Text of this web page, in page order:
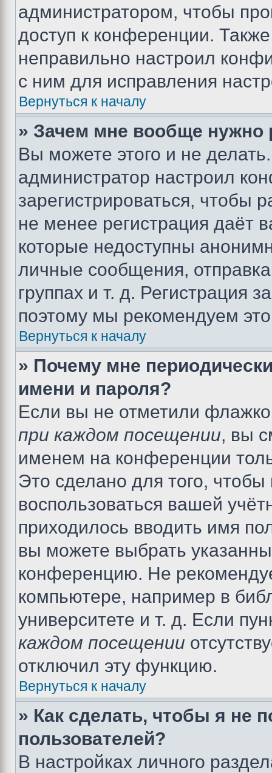
администратором, чтобы
доступ к конференции.
неправильно настроил
с ним для исправления
Вернуться к началу
» Зачем мне вообще нужно
Вы можете этого и не
администратор настроил
зарегистрироваться, чтобы
не менее регистрация даёт
которые недоступны
личные сообщения,
группах и т. д. Регистрация
поэтому мы рекомендуем
Вернуться к началу
» Почему мне
имени и пароля?
Если вы не отметили
при каждом посещении, вы
именем на конференции
Это сделано для того, чтобы
воспользоваться вашей
приходилось вводить имя
вы можете выбрать
конференцию. Не
компьютере, например в
университете и т. д. Если
каждом посещении
отключил эту функцию.
Вернуться к началу
» Как сделать, чтобы я не
пользователей?
В настройках личного